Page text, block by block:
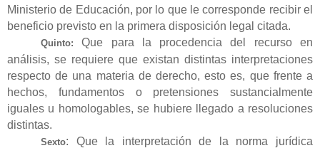
Ministerio de Educación, por lo que le corresponde recibir el
beneficio previsto en la primera disposición legal citada.
Quinto:
Que para la procedencia del recurso en
análisis, se requiere que existan distintas interpretaciones
respecto de una materia de derecho, esto es, que frente a
hechos, fundamentos o pretensiones sustancialmente
iguales u homologables, se hubiere llegado a resoluciones
distintas.
Sexto: Que la interpretación de la norma jurídica